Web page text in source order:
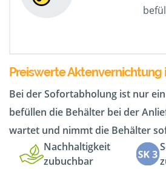
Preiswerte Aktenvernichtung
Bei der Sofortabholung ist nur
befüllen die Behälter bei der
wartet und nimmt die Behälter
Nachhaltigkeit
zubuchbar